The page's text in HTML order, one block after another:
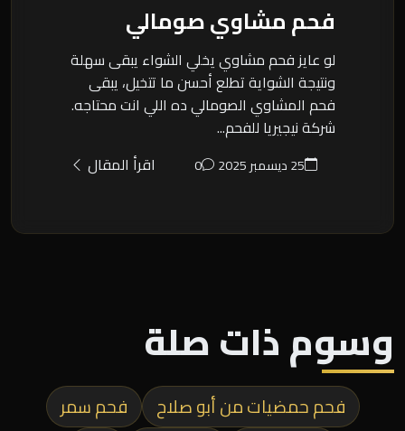
فحم مشاوي صومالي
لو عايز فحم مشاوي يخلي الشواء يبقى سهلة
ونتيجة الشواية تطلع أحسن ما تتخيل، يبقى
فحم المشاوي الصومالي ده اللي انت محتاجه.
شركة نيجيريا للفحم...
25 ديسمبر 2025 0 اقرأ المقال
وسوم ذات صلة
فحم حمضيات من أبو صلاح
فحم سمر